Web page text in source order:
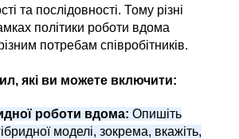
та послідовності. Тому різні
політики роботи вдома
потребам співробітників.
які ви можете включити:
роботи вдома: Опишіть
моделі, зокрема, вкажіть,